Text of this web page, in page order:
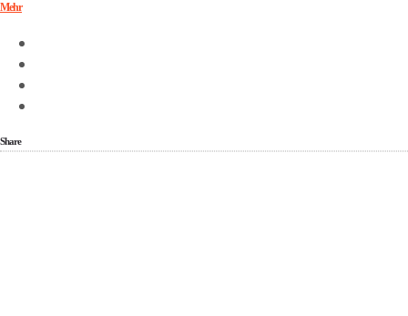
Mehr
Share